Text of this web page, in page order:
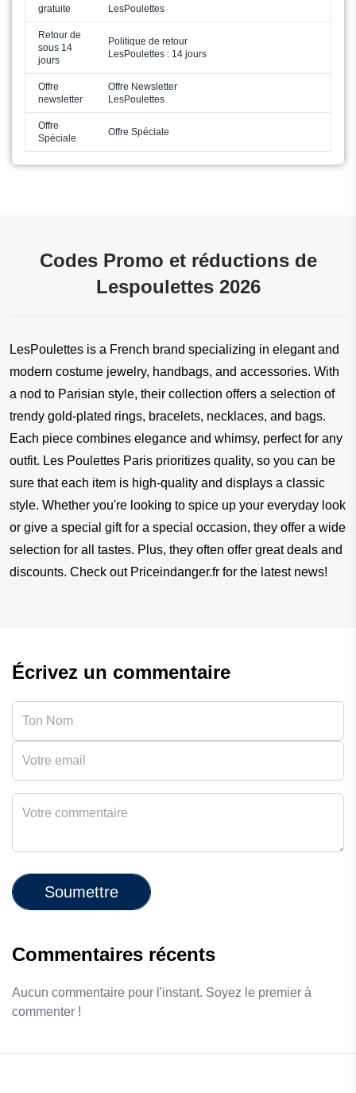
gratuite
LesPoulettes
Retour de
sous 14
jours
Politique de retour
LesPoulettes : 14 jours
Offre
newsletter
Offre Newsletter
LesPoulettes
Offre
Spéciale
Offre Spéciale
Codes Promo et réductions de
Lespoulettes 2026
LesPoulettes is a French brand specializing in elegant and
modern costume jewelry, handbags, and accessories. With
a nod to Parisian style, their collection offers a selection of
trendy gold-plated rings, bracelets, necklaces, and bags.
Each piece combines elegance and whimsy, perfect for any
outfit. Les Poulettes Paris prioritizes quality, so you can be
sure that each item is high-quality and displays a classic
style. Whether you're looking to spice up your everyday look
or give a special gift for a special occasion, they offer a wide
selection for all tastes. Plus, they often offer great deals and
discounts. Check out Priceindanger.fr for the latest news!
Écrivez un commentaire
Soumettre
Commentaires récents
Aucun commentaire pour l'instant. Soyez le premier à
commenter !